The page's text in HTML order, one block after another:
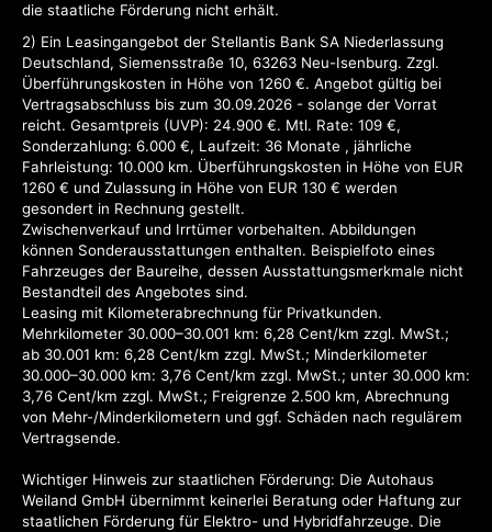
die staatliche Förderung nicht erhält.
2
Ein Leasingangebot der Stellantis Bank SA Niederlassung
Deutschland, Siemensstraße 10, 63263 Neu-Isenburg. Zzgl.
Überführungskosten in Höhe von 1260 €. Angebot gültig bei
Vertragsabschluss bis zum 30.09.2026 - solange der Vorrat
reicht. Gesamtpreis (UVP): 24.900 €. Mtl. Rate: 109 €,
Sonderzahlung: 6.000 €, Laufzeit: 36 Monate , jährliche
Fahrleistung: 10.000 km. Überführungskosten in Höhe von EUR
1260 € und Zulassung in Höhe von EUR 130 € werden
gesondert in Rechnung gestellt.
Zwischenverkauf und Irrtümer vorbehalten. Abbildungen
können Sonderausstattungen enthalten. Beispielfoto eines
Fahrzeuges der Baureihe, dessen Ausstattungsmerkmale nicht
Bestandteil des Angebotes sind.
Leasing mit Kilometerabrechnung für Privatkunden.
Mehrkilometer 30.000–30.001 km: 6,28 Cent/km zzgl. MwSt.;
ab 30.001 km: 6,28 Cent/km zzgl. MwSt.; Minderkilometer
30.000–30.000 km: 3,76 Cent/km zzgl. MwSt.; unter 30.000 km:
3,76 Cent/km zzgl. MwSt.; Freigrenze 2.500 km, Abrechnung
von Mehr-/Minderkilometern und ggf. Schäden nach regulärem
Vertragsende.
Wichtiger Hinweis zur staatlichen Förderung: Die Autohaus
Weiland GmbH übernimmt keinerlei Beratung oder Haftung zur
staatlichen Förderung für Elektro- und Hybridfahrzeuge. Die